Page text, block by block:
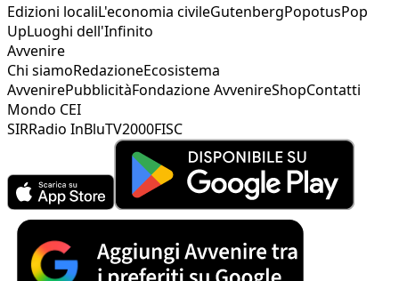
Edizioni localiL'economia civileGutenbergPopotusPop
UpLuoghi dell'Infinito
Avvenire
Chi siamoRedazioneEcosistema
AvvenirePubblicitàFondazione AvvenireShopContatti
Mondo CEI
SIRRadio InBluTV2000FISC